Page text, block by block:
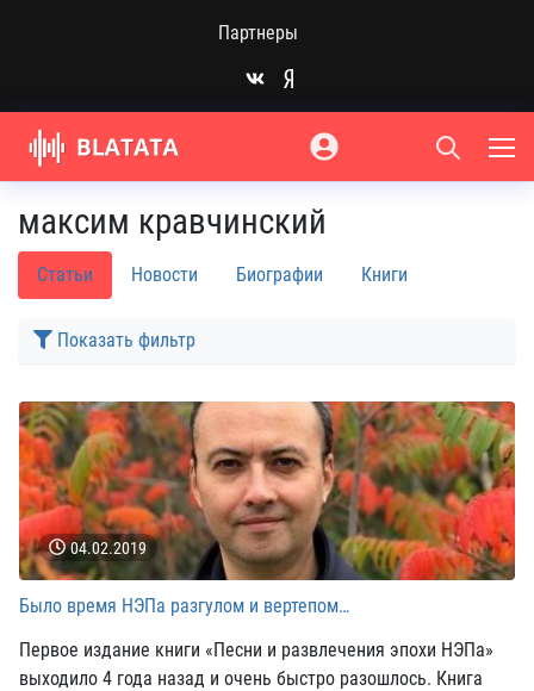
Партнеры
максим кравчинский
Статьи Новости Биографии Книги
Показать фильтр
04.02.2019
Было время НЭПа разгулом и вертепом…
Первое издание книги «Песни и развлечения эпохи НЭПа»
выходило 4 года назад и очень быстро разошлось. Книга